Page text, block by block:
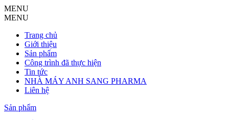
MENU
MENU
Trang chủ
Giới thiệu
Sản phẩm
Công trình đã thực hiện
Tin tức
NHÀ MÁY ANH SANG PHARMA
Liên hệ
Sản phẩm